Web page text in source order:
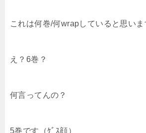
これは何巻/何wrapしていると思いま
え？6巻？
何言ってんの？
5巻です（ｹﾞｽ顔）